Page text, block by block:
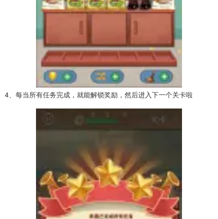
4、每当所有任务完成，就能解锁奖励，然后进入下一个关卡啦